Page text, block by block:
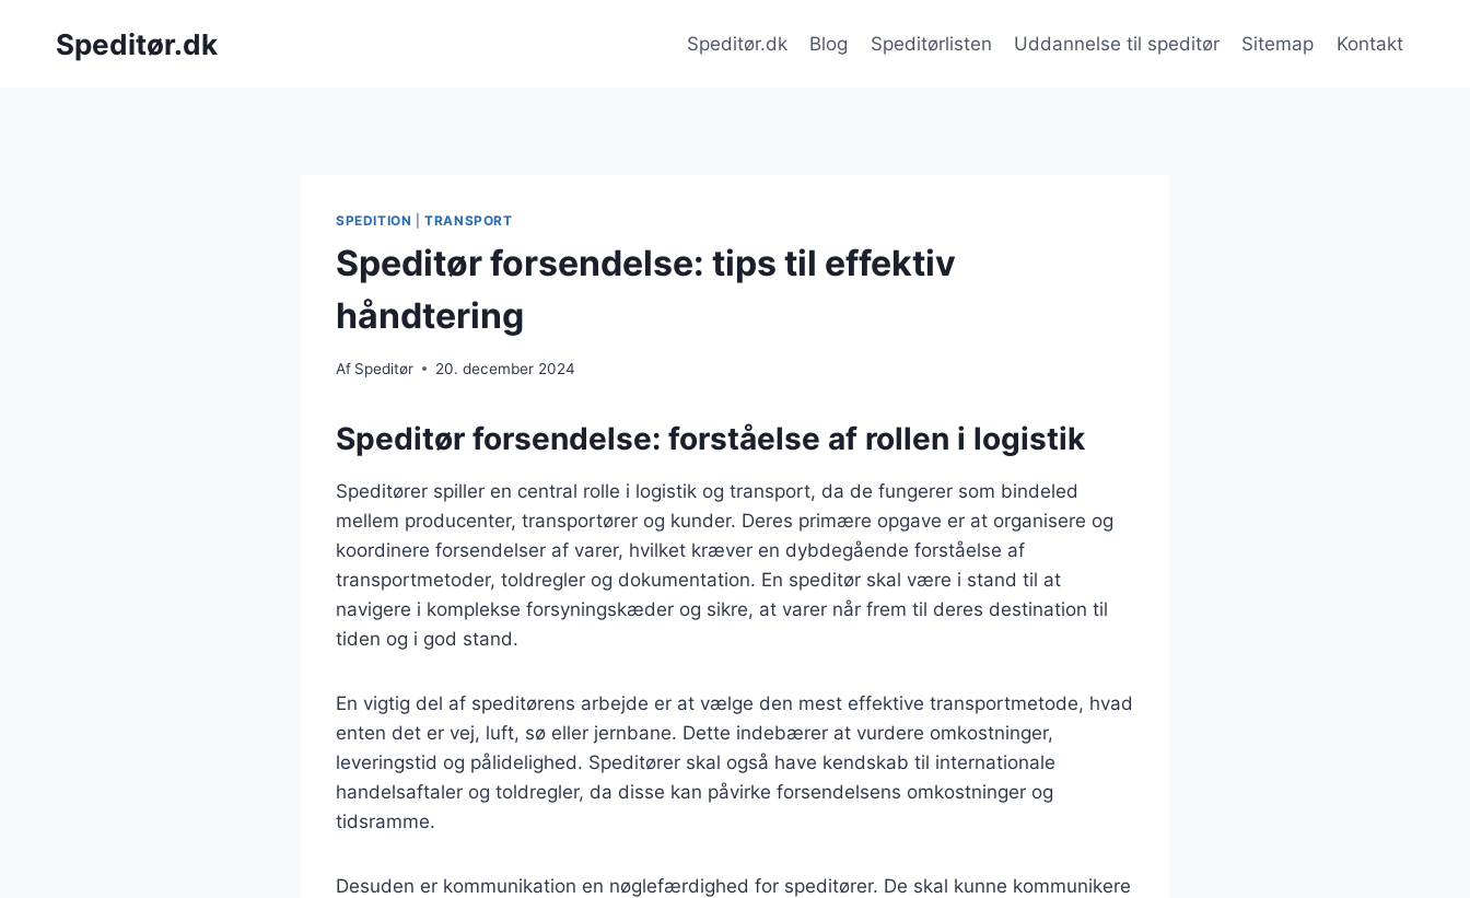
Speditør.dk Speditør.dk Blog Speditørlisten Uddannelse til speditør Sitemap Kontakt
SPEDITION |TRANSPORT
Speditør forsendelse: tips til effektiv
håndtering
Af Speditør 20. december 2024
Speditør forsendelse: forståelse af rollen i logistik
Speditører spiller en central rolle i logistik og transport, da de fungerer som bindeled
mellem producenter, transportører og kunder. Deres primære opgave er at organisere og
koordinere forsendelser af varer, hvilket kræver en dybdegående forståelse af
transportmetoder, toldregler og dokumentation. En speditør skal være i stand til at
navigere i komplekse forsyningskæder og sikre, at varer når frem til deres destination til
tiden og i god stand.
En vigtig del af speditørens arbejde er at vælge den mest effektive transportmetode, hvad
enten det er vej, luft, sø eller jernbane. Dette indebærer at vurdere omkostninger,
leveringstid og pålidelighed. Speditører skal også have kendskab til internationale
handelsaftaler og toldregler, da disse kan påvirke forsendelsens omkostninger og
tidsramme.
Desuden er kommunikation en nøglefærdighed for speditører. De skal kunne kommunikere